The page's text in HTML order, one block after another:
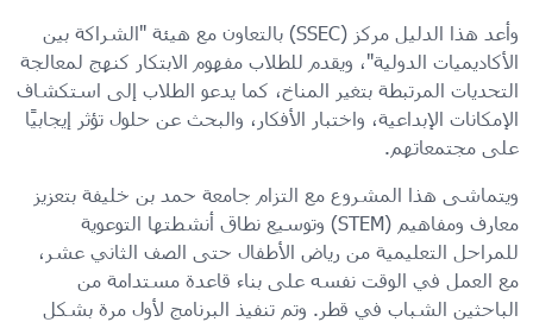
وأعد هذا الدليل مركز (SSEC) بالتعاون مع هيئة "الشراكة بين
الأكاديميات الدولية"، ويقدم للطلاب مفهوم الابتكار كنهج لمعالجة
التحديات المرتبطة بتغير المناخ، كما يدعو الطلاب إلى استكشاف
الإمكانات الإبداعية، واختبار الأفكار، والبحث عن حلول تؤثر إيجابيًا
على مجتمعاتهم.
ويتماشى هذا المشروع مع التزام جامعة حمد بن خليفة بتعزيز
معارف ومفاهيم (STEM) وتوسيع نطاق أنشطتها التوعوية
للمراحل التعليمية من رياض الأطفال حتى الصف الثاني عشر،
مع العمل في الوقت نفسه على بناء قاعدة مستدامة من
الباحثين الشباب في قطر. وتم تنفيذ البرنامج لأول مرة بشكل